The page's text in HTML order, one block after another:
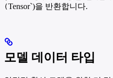
( Tensor`)을 반환합니다.
모델 데이터 타입